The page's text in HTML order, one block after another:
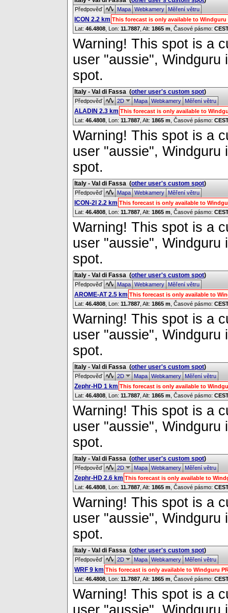
Předpověď MapaWebkameryMěření větru
ICON 2.2 km This forecast is only available to Windguru
Lat: 46.4808 , Lon: 11.7887 Alt: 1865 m , Časové pásmo:
Warning! This spot is a
user "aussie",
spot.
Italy - Val di Fassa (other user's custom spot)
Předpověď 2D MapaWebkameryMěření větru
ALADIN 2.3 km This forecast is only available to
Lat: 46.4808 , Lon: 11.7887 Alt: 1865 m , Časové pásmo:
Warning! This spot is a
user "aussie",
spot.
Italy - Val di Fassa (other user's custom spot)
Předpověď MapaWebkameryMěření větru
ICON-2I 2.2 km This forecast is only available to
Lat: 46.4808 , Lon: 11.7887 Alt: 1865 m , Časové pásmo:
Warning! This spot is a
user "aussie",
spot.
Italy - Val di Fassa (other user's custom spot)
Předpověď MapaWebkameryMěření větru
AROME-AT 2.5 km This forecast is only available to
Lat: 46.4808 , Lon: 11.7887 Alt: 1865 m , Časové pásmo:
Warning! This spot is a
user "aussie",
spot.
Italy - Val di Fassa (other user's custom spot)
Předpověď 2D MapaWebkameryMěření větru
Zephr-HD 1 km This forecast is only available to
Lat: 46.4808 , Lon: 11.7887 Alt: 1865 m , Časové pásmo:
Warning! This spot is a
user "aussie",
spot.
Italy - Val di Fassa (other user's custom spot)
Předpověď 2D MapaWebkameryMěření větru
Zephr-HD 2.6 km This forecast is only available to
Lat: 46.4808 , Lon: 11.7887 Alt: 1865 m , Časové pásmo:
Warning! This spot is a
user "aussie",
spot.
Italy - Val di Fassa (other user's custom spot)
Předpověď 2D MapaWebkameryMěření větru
WRF 9 km This forecast is only available to Windguru
Lat: 46.4808 , Lon: 11.7887 Alt: 1865 m , Časové pásmo:
Warning! This spot is a
user "aussie",